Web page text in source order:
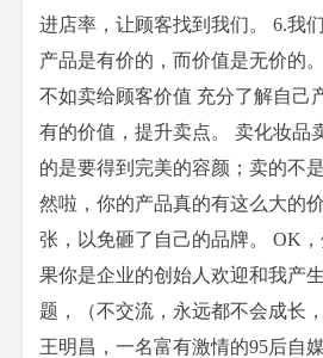
进店率，让顾客找到我们。 6.我
产品是有价的，而价值是无价的
不如卖给顾客价值 充分了解自己
有的价值，提升卖点。 卖化妆品
的是要得到完美的容颜；卖的不
然啦，你的产品真的有这么大的
张，以免砸了自己的品牌。 OK
果你是企业的创始人欢迎和我产
题，（不交流，永远都不会成长
王明昌，一名富有激情的95后自